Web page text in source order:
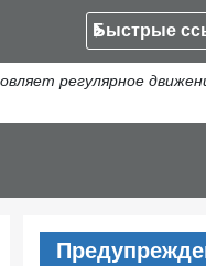
Быстрые
регулярное